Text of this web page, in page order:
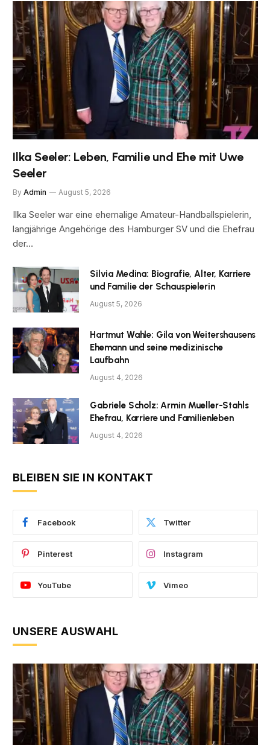
Ilka Seeler: Leben, Familie und Ehe mit Uwe
Seeler
By Admin August 5, 2026
Ilka Seeler war eine ehemalige Amateur-Handballspielerin,
langjährige Angehörige des Hamburger SV und die Ehefrau
der…
Silvia Medina: Biografie, Alter, Karriere
und Familie der Schauspielerin
August 5, 2026
Hartmut Wahle: Gila von Weitershausens
Ehemann und seine medizinische
Laufbahn
August 4, 2026
Gabriele Scholz: Armin Mueller-Stahls
Ehefrau, Karriere und Familienleben
August 4, 2026
BLEIBEN SIE IN KONTAKT
Facebook Twitter
Pinterest Instagram
YouTube Vimeo
UNSERE AUSWAHL